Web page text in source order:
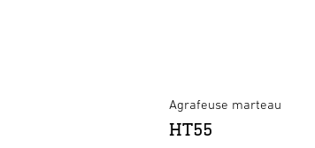
Agrafeuse marteau
HT55